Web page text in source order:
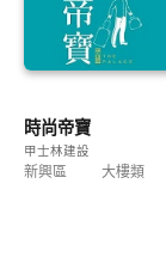
時尚帝寶
甲士林建設
新興區 大樓類